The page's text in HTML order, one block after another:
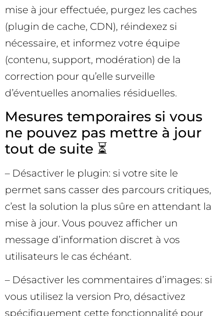
mise à jour effectuée, purgez les caches
(plugin de cache, CDN), réindexez si
nécessaire, et informez votre équipe
(contenu, support, modération) de la
correction pour qu’elle surveille
d’éventuelles anomalies résiduelles.
Mesures temporaires si vous
ne pouvez pas mettre à jour
tout de suite ⏳
– Désactiver le plugin: si votre site le
permet sans casser des parcours critiques,
c’est la solution la plus sûre en attendant la
mise à jour. Vous pouvez afficher un
message d’information discret à vos
utilisateurs le cas échéant.
– Désactiver les commentaires d’images: si
vous utilisez la version Pro, désactivez
spécifiquement cette fonctionnalité pour